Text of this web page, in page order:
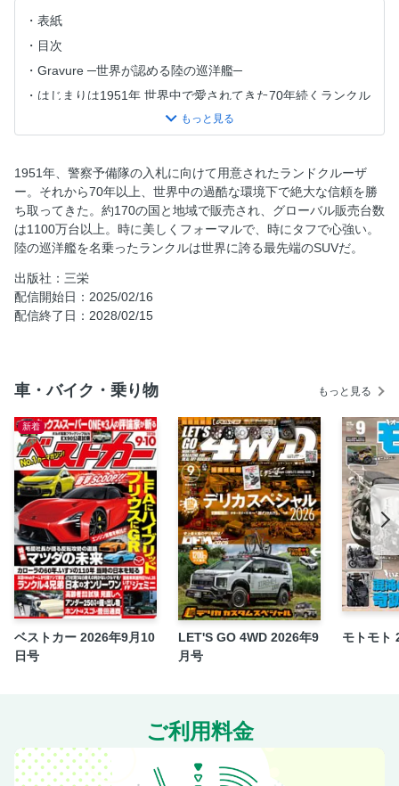
表紙
目次
Gravure ─世界が認める陸の巡洋艦─
はじまりは1951年 世界中で愛されてきた70年続くランクル
サイズ？ 価格？ コンセプト？ 250/300/70系 3車の違いっ
主要装備一覧表＆諸元表【縮刷版】付き 3車の素性を徹底解
剖 250系
300系
70系
販売店に直撃取材 ディーラーで売れ筋と納期聞いてみた
“安心して走る”を追求した 最先端の安全性能技術
2人のモータージャーナリストが乗り比べ！ 比較試乗レポー
モデリスタ／GR PARTS／純正アクセサリー 新車選びと一
安心＆快適なカーライフをバックアップする カーセキュリ
ティ＆オーディオカスタムはじめの一歩
実践1泊インプレ！ ランクルで車中泊
人とは違うランクルがいい カスタムするとどう変わる!?
さらりと乗れるお洒落なカスタム アウトドア仕様の魅力
“人とは違う”を楽しむカスタムの世界 LAND
CRUISER×CUSTOMs
LINE公式アカウントはじめました。
東京オートサロン2025 告知
1951年、警察予備隊の入札に向けて用意されたランドクルーザ
ー。それから70年以上、世界中の過酷な環境下で絶大な信頼を勝
ち取ってきた。約170の国と地域で販売され、グローバル販売台数
は1100万台以上。時に美しくフォーマルで、時にタフで心強い。
陸の巡洋艦を名乗ったランクルは世界に誇る最先端のSUVだ。
出版社：三栄
配信開始日：2025/02/16
配信終了日：2028/02/15
車・バイク・乗り物 もっと見る
新着
ベストカー 2026年9月10
日号
LET'S GO 4WD 2026年9
月号
モトモト
ご利用料金